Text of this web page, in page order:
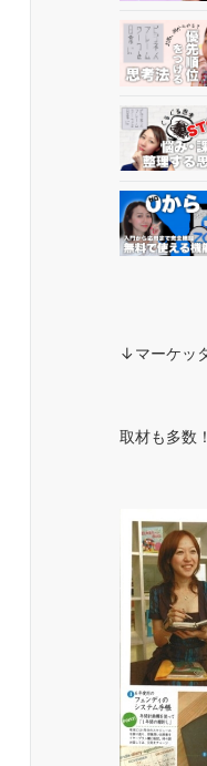
↓マーケッ
取材も多数